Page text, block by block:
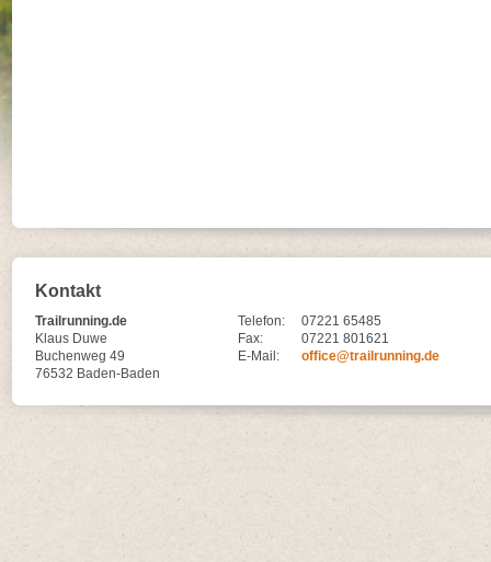
Kontakt
Trailrunning.de
Klaus Duwe
Buchenweg 49
76532 Baden-Baden
Telefon:
07221 65485
Fax:
07221 801621
E-Mail:
office@trailrunning.de